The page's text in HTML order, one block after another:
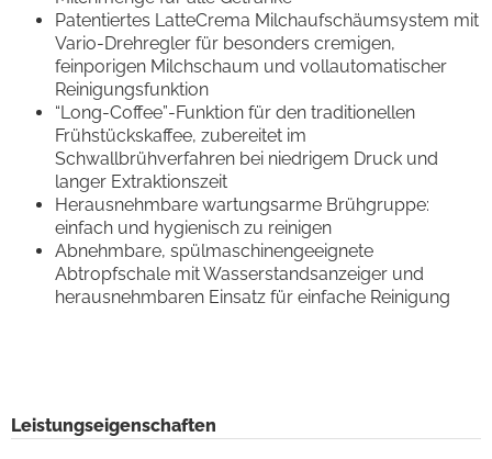
Patentiertes LatteCrema Milchaufschäumsystem mit
Vario-Drehregler für besonders cremigen,
feinporigen Milchschaum und vollautomatischer
Reinigungsfunktion
“Long-Coffee”-Funktion für den traditionellen
Frühstückskaffee, zubereitet im
Schwallbrühverfahren bei niedrigem Druck und
langer Extraktionszeit
Herausnehmbare wartungsarme Brühgruppe:
einfach und hygienisch zu reinigen
Abnehmbare, spülmaschinengeeignete
Abtropfschale mit Wasserstandsanzeiger und
herausnehmbaren Einsatz für einfache Reinigung
Leistungseigenschaften